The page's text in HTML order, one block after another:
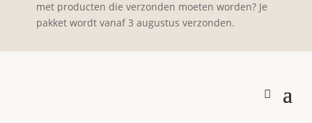
met producten die verzonden moeten worden? Je
pakket wordt vanaf 3 augustus verzonden.